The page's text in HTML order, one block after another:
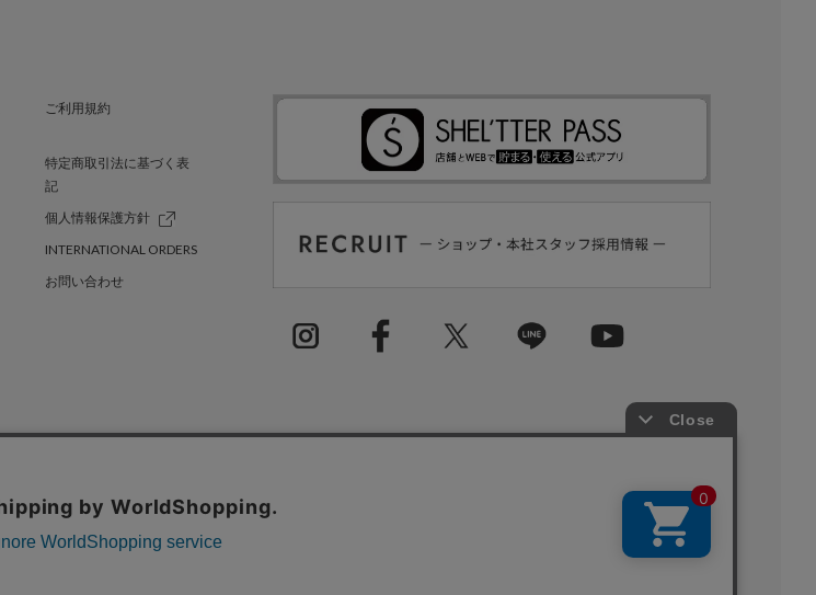
ご利用規約
特定商取引法に基づく表
記
個人情報保護方針
INTERNATIONAL ORDERS
お問い合わせ
採用情報